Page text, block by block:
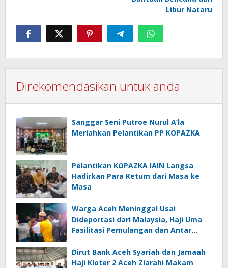
Libur Nataru
Direkomendasikan untuk anda
Sanggar Seni Putroe Nurul A’la
Meriahkan Pelantikan PP KOPAZKA
Pelantikan KOPAZKA IAIN Langsa
Hadirkan Para Ketum dari Masa ke
Masa
Warga Aceh Meninggal Usai
Dideportasi dari Malaysia, Haji Uma
Fasilitasi Pemulangan dan Antar
Dirut Bank Aceh Syariah dan Jamaah
Haji Kloter 2 Aceh Ziarahi Makam